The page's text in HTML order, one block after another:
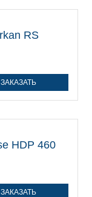
ЗАКАЗАТЬ
ЗАКАЗАТЬ